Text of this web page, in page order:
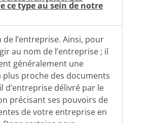
ce type au sein de notre
l’entreprise. Ainsi, pour
au nom de l’entreprise ; il
généralement une
plus proche des documents
d’entreprise délivré par le
précisant ses pouvoirs de
de votre entreprise en